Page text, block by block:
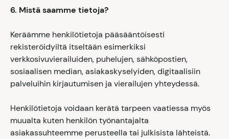
6. Mistä saamme tietoja?
Keräämme henkilötietoja pääsääntöisesti
rekisteröidyiltä itseltään esimerkiksi
verkkosivuvierailuiden, puhelujen, sähköpostien,
sosiaalisen median, asiakaskyselyiden, digitaalisiin
palveluihin kirjautumisen ja vierailujen yhteydessä.
Henkilötietoja voidaan kerätä tarpeen vaatiessa myös
muualta kuten henkilön työnantajalta
asiakassuhteemme perusteella tai julkisista lähteistä.